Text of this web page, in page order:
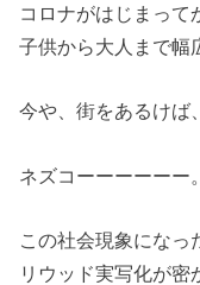
コロナがはじまって
子供から大人まで幅
今や、街をあるけば
ネズコーーーーーー
この社会現象になっ
リウッド実写化が